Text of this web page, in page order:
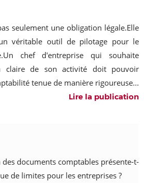
seulement une obligation légale.Elle
véritable outil de pilotage pour le
chef d'entreprise qui souhaite
claire de son activité doit pouvoir
tenue de manière rigoureuse...
Lire la publication